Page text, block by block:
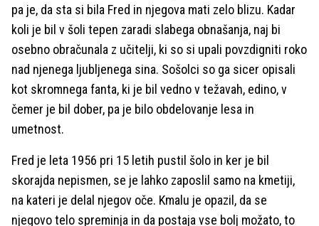
pa je, da sta si bila Fred in njegova mati zelo blizu. Kadar
koli je bil v šoli tepen zaradi slabega obnašanja, naj bi
osebno obračunala z učitelji, ki so si upali povzdigniti roko
nad njenega ljubljenega sina. Sošolci so ga sicer opisali
kot skromnega fanta, ki je bil vedno v težavah, edino, v
čemer je bil dober, pa je bilo obdelovanje lesa in
umetnost.
Fred je leta 1956 pri 15 letih pustil šolo in ker je bil
skorajda nepismen, se je lahko zaposlil samo na kmetiji,
na kateri je delal njegov oče. Kmalu je opazil, da se
njegovo telo spreminja in da postaja vse bolj možato, to